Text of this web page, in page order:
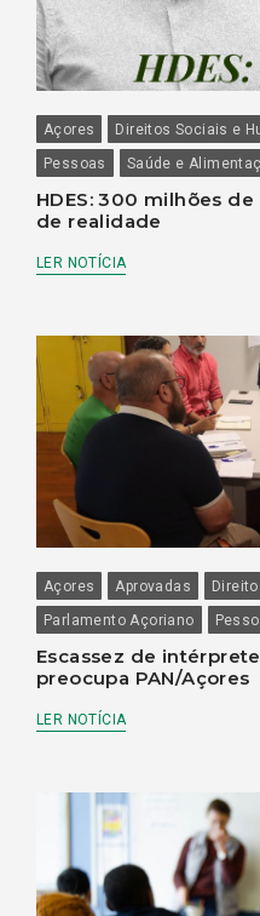
Açores Direitos Sociais e
Pessoas
Saúde e
HDES: 300 milhões
de realidade
LER NOTÍCIA
Açores Aprovadas
Parlamento Açoriano
Escassez de
preocupa PAN/Açores
LER NOTÍCIA